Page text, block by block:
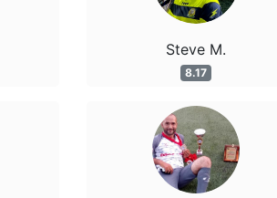
Steve M.
8.17